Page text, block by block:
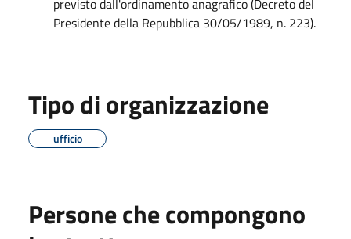
Presidente della Repubblica 30/05/1989, n. 223).
Tipo di organizzazione
ufficio
Persone che compongono